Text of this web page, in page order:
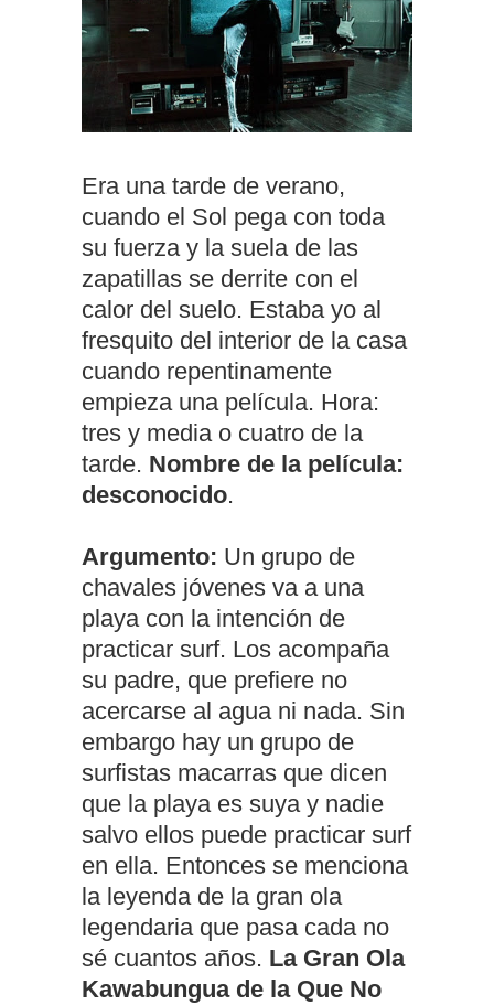
Era una tarde de verano,
cuando el Sol pega con toda
su fuerza y la suela de las
zapatillas se derrite con el
calor del suelo. Estaba yo al
fresquito del interior de la casa
cuando repentinamente
empieza una película. Hora:
tres y media o cuatro de la
tarde. Nombre de la película:
desconocido.
Argumento: Un grupo de
chavales jóvenes va a una
playa con la intención de
practicar surf. Los acompaña
su padre, que prefiere no
acercarse al agua ni nada. Sin
embargo hay un grupo de
surfistas macarras que dicen
que la playa es suya y nadie
salvo ellos puede practicar surf
en ella. Entonces se menciona
la leyenda de la gran ola
legendaria que pasa cada no
sé cuantos años. La Gran Ola
Kawabungua de la Que No